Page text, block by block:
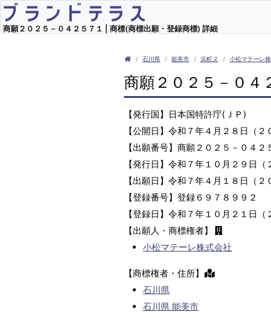
商願２０２５－０４２５７１ | 商標(商標出願・登録商標) 詳細
石川県 能美市 浜町ヌ 小松マテーレ
商願２０２５－０４
【発行国】日本国特許庁(ＪＰ)
【公開日】令和７年４月２８日（２
【出願番号】商願２０２５－０４２
【発行日】令和７年１０月２９日（
【出願日】令和７年４月１８日（２
【登録番号】登録６９７８９９２
【登録日】令和７年１０月２１日（
【出願人・商標権者】
小松マテーレ株式会社
【商標権者・住所】
石川県
石川県 能美市